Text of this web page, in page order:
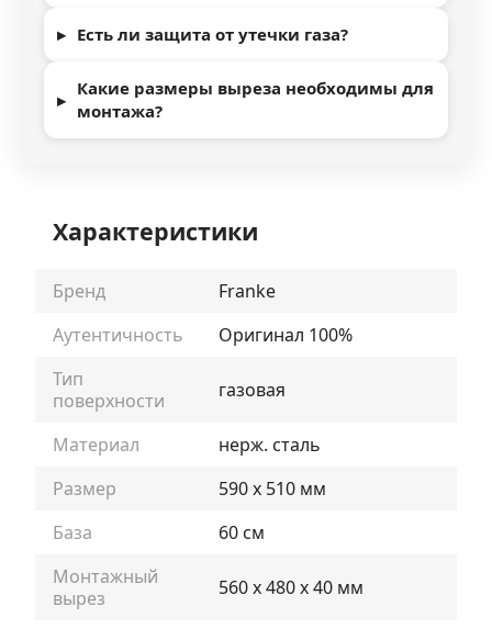
Есть ли защита от утечки газа?
Какие размеры выреза необходимы для
монтажа?
Характеристики
Бренд
Franke
Аутентичность
Оригинал 100%
Тип
поверхности
газовая
Материал
нерж. сталь
Размер
590 х 510 мм
База
60 см
Монтажный
вырез
560 х 480 х 40 мм